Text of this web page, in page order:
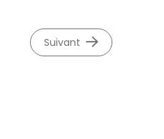
suivant